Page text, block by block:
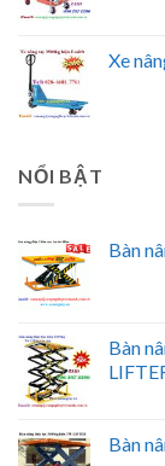
Xe
NỔI BẬT
Bàn
Bàn
Bàn